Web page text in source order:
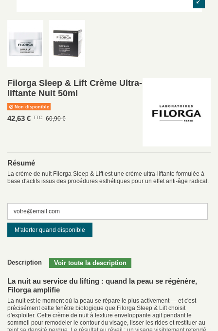
Filorga Sleep & Lift Crème Ultra-
liftante Nuit 50ml
Non disponible
42,63 € TTC 60,90 €
Résumé
La crème de nuit Filorga Sleep & Lift est une crème ultra-liftante formulée à
base d'actifs issus des procédures esthétiques pour un effet anti-âge radical.
M'alerter quand disponible
Description
La nuit au service du lifting : quand la peau se régénère,
Filorga amplifie
La nuit est le moment où la peau se répare le plus activement — et c'est
précisément cette fenêtre biologique que Filorga Sleep & Lift choisit
d'exploiter. Cette crème de nuit à texture enveloppante agit pendant le
sommeil pour remodeler le contour du visage, lisser les rides et restituer au